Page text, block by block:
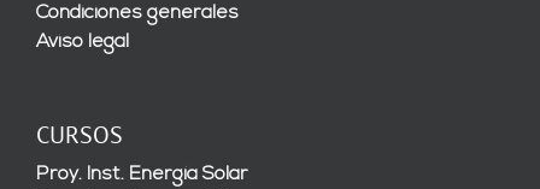
Condiciones generales
Aviso legal
CURSOS
Proy. Inst. Energía Solar